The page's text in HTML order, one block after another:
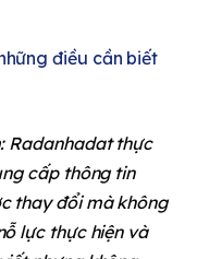
điều cần biết
Radanhadat thực
cấp thông tin
thay đổi mà không
lực thực hiện và